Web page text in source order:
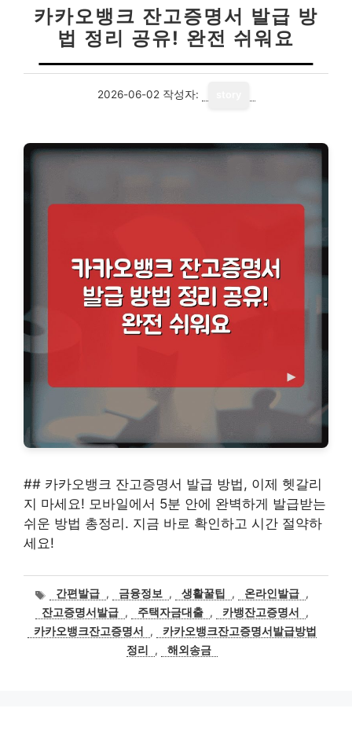
카카오뱅크 잔고증명서 발급 방
법 정리 공유! 완전 쉬워요
2026-06-02 작성자:
## 카카오뱅크 잔고증명서 발급 방법, 이제 헷갈리
지 마세요! 모바일에서 5분 안에 완벽하게 발급받는
쉬운 방법 총정리. 지금 바로 확인하고 시간 절약하
세요!
태
그
간편발급 , 금융정보 , 생활꿀팁 , 온라인발급 ,
잔고증명서발급 , 주택자금대출 , 카뱅잔고증명서
,
카카오뱅크잔고증명서
,
카카오뱅크잔고증명서발급방법
정리
, 해외송금